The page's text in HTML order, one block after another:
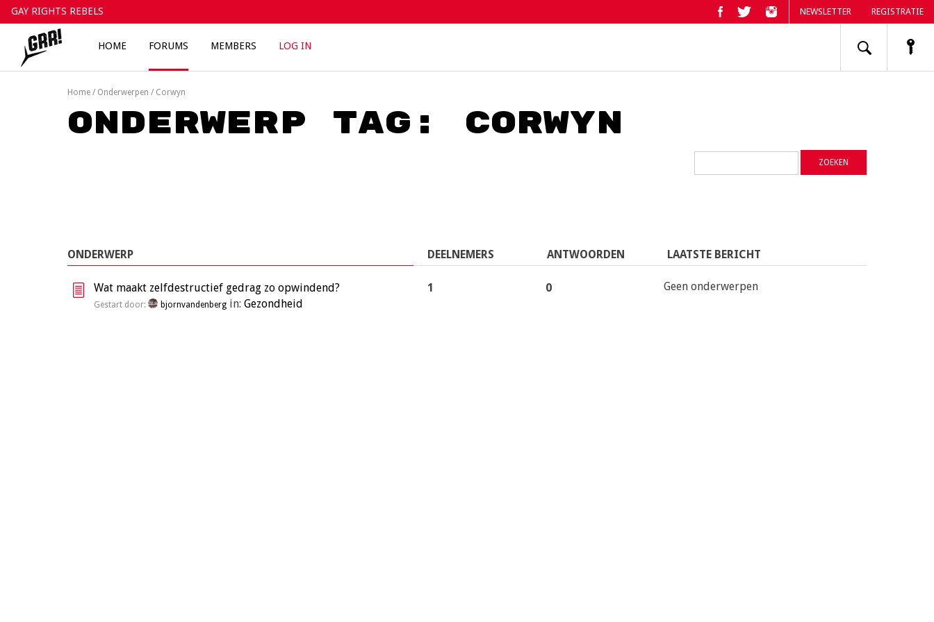
Skip
to
content
GAY RIGHTS REBELS NEWSLETTER REGISTRATIE
HOME FORUMS MEMBERS LOG IN
Home / Onderwerpen / Corwyn
Onderwerp tag: Corwyn
ONDERWERP DEELNEMERS ANTWOORDEN LAATSTE BERICHT
Wat maakt zelfdestructief gedrag zo opwindend?
Gestart door: bjornvandenberg in: Gezondheid
1 0 Geen onderwerpen